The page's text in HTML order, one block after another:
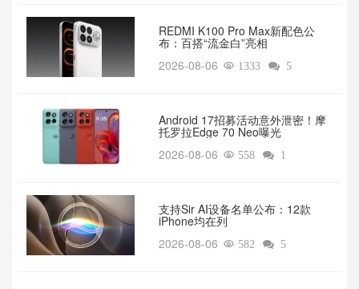
REDMI K100 Pro Max新配色公
布：百搭“流金白”亮相
2026-08-06  1333  5
Android 17招募活动意外泄密！摩
托罗拉Edge 70 Neo曝光
2026-08-06  558  1
支持Sir AI设备名单公布：12款
iPhone均在列
2026-08-06  582  5